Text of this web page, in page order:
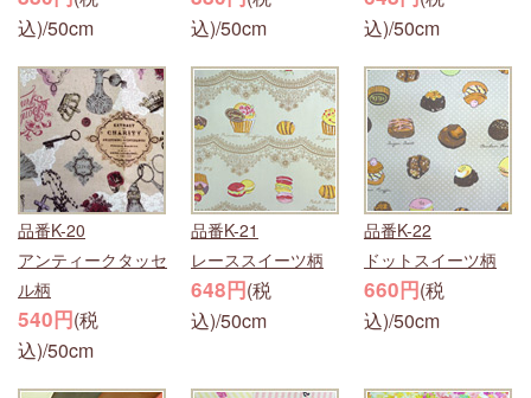
込)/50cm
込)/50cm
込)/50cm
品番K-20
アンティークタッセ
ル柄
540円(税
込)/50cm
品番K-21
レーススイーツ柄
648円(税
込)/50cm
品番K-22
ドットスイーツ柄
660円(税
込)/50cm